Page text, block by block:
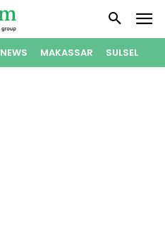
NEWS MAKASSAR SULSEL